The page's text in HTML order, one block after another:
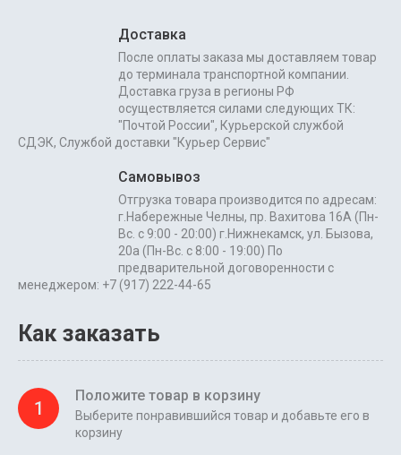
Доставка
После оплаты заказа мы доставляем товар
до терминала транспортной компании.
Доставка груза в регионы РФ
осуществляется силами следующих ТК:
"Почтой России", Курьерской службой
СДЭК, Службой доставки "Курьер Сервис"
Самовывоз
Отгрузка товара производится по адресам:
г.Набережные Челны, пр. Вахитова 16А (Пн-
Вс. с 9:00 - 20:00) г.Нижнекамск, ул. Бызова,
20а (Пн-Вс. с 8:00 - 19:00) По
предварительной договоренности с
менеджером: +7 (917) 222-44-65
Как заказать
1
Положите товар в корзину
Выберите понравившийся товар и добавьте его в
корзину